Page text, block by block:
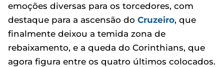
emoções diversas para os torcedores, com
destaque para a ascensão do Cruzeiro, que
finalmente deixou a temida zona de
rebaixamento, e a queda do Corinthians, que
agora figura entre os quatro últimos colocados.